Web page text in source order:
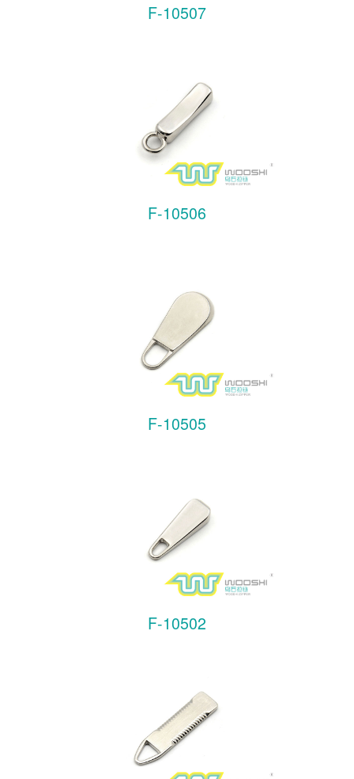
F-10507
F-10506
F-10505
F-10502